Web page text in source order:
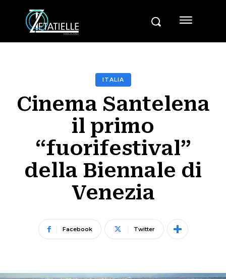
ITALIA
Cinema Santelena
il primo
“fuorifestival”
della Biennale di
Venezia
Facebook Twitter